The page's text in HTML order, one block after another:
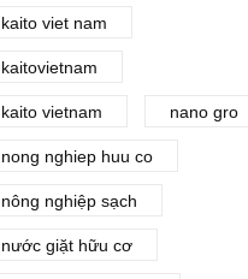
kaito viet nam
kaitovietnam
kaito vietnam nano gro
nong nghiep huu co
nông nghiệp sạch
nước giặt hữu cơ